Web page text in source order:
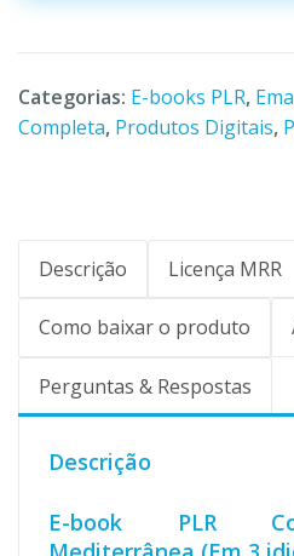
Categorias: E-books PLR,
Completa, Produtos Digitais,
Descrição Licença MRR
Como baixar o produto
Perguntas & Respostas
Descrição
E-book PLR